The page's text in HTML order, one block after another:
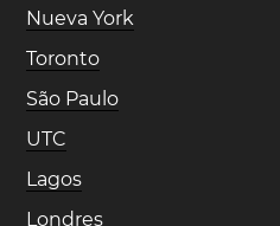
Nueva York
Toronto
São Paulo
UTC
Lagos
Londres